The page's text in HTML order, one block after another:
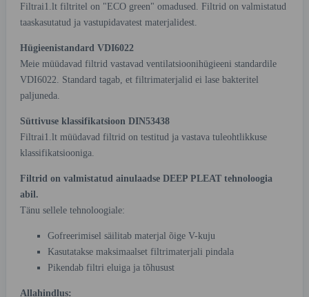
Filtrai1.lt filtritel on "ECO green" omadused. Filtrid on valmistatud
taaskasutatud ja vastupidavatest materjalidest.
Hügieenistandard VDI6022
Meie müüdavad filtrid vastavad ventilatsioonihügieeni standardile
VDI6022. Standard tagab, et filtrimaterjalid ei lase bakteritel
paljuneda.
Süttivuse klassifikatsioon DIN53438
Filtrai1.lt müüdavad filtrid on testitud ja vastava tuleohtlikkuse
klassifikatsiooniga.
Filtrid on valmistatud ainulaadse DEEP PLEAT tehnoloogia
abil.
Tänu sellele tehnoloogiale:
Gofreerimisel säilitab materjal õige V-kuju
Kasutatakse maksimaalset filtrimaterjali pindala
Pikendab filtri eluiga ja tõhusust
Allahindlus: